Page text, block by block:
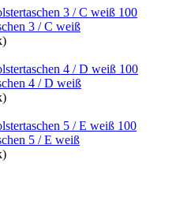
100
3 / C weiß
100
4 / D weiß
100
5 / E weiß